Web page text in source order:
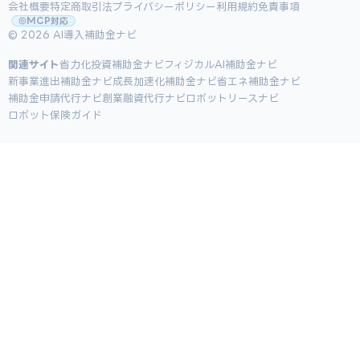
会社概要特定商取引法プライバシーポリシー 利用規約免責事項
MCP対応
© 2026 AI導入補助金ナビ
関連サイト省力化投資補助金ナビ フィジカルAI補助金ナビ
新事業進出補助金ナビ成長加速化補助金ナビ省エネ補助金ナビ
補助金申請代行ナビ創業融資代行ナビ ロボットリースナビ
ロボット保険ガイド